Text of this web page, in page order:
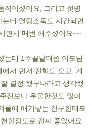
직이셨어요, 그리고 젖병
데 열탕소독도 시간되면
면서 매번 해주셨어요~~
는데 1주끝날때쯤 이모님
서 먼저 전화도 오고, 계
결정 했구나라고 생각했
전보다 우울한것도 많이
울에 애기낳는 친구한테도
할정도로 진짜 좋았어요